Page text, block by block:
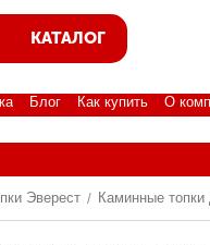
КАТАЛОГ
Блог Как купить О
Эверест / Каминные